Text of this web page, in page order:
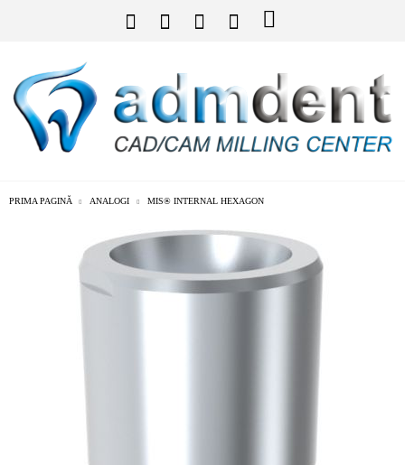
PRIMA PAGINĂ ANALOGI MIS® INTERNAL HEXAGON